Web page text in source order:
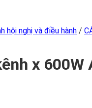
hội nghị và điều hành /
x 600W